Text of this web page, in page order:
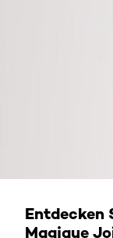
Entdecken
Magique